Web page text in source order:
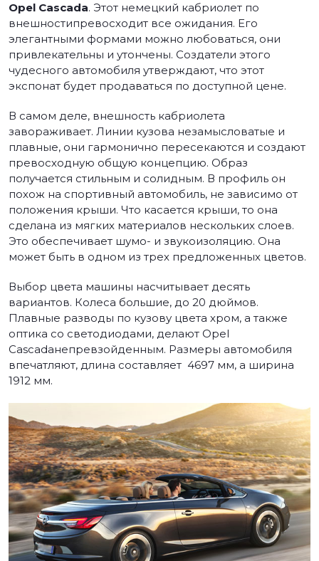
Opel Cascada. Этот немецкий кабриолет по
внешностипревосходит все ожидания. Его
элегантными формами можно любоваться, они
привлекательны и утончены. Создатели этого
чудесного автомобиля утверждают, что этот
экспонат будет продаваться по доступной цене.
В самом деле, внешность кабриолета
завораживает. Линии кузова незамысловатые и
плавные, они гармонично пересекаются и создают
превосходную общую концепцию. Образ
получается стильным и солидным. В профиль он
похож на спортивный автомобиль, не зависимо от
положения крыши. Что касается крыши, то она
сделана из мягких материалов нескольких слоев.
Это обеспечивает шумо- и звукоизоляцию. Она
может быть в одном из трех предложенных цветов.
Выбор цвета машины насчитывает десять
вариантов. Колеса большие, до 20 дюймов.
Плавные разводы по кузову цвета хром, а также
оптика со светодиодами, делают Opel
Cascadaнепревзойденным. Размеры автомобиля
впечатляют, длина составляет 4697 мм, а ширина
1912 мм.